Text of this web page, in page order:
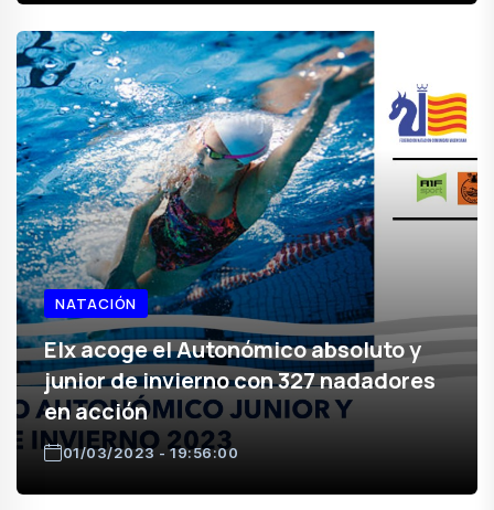
NATACIÓN
Elx acoge el Autonómico absoluto y
junior de invierno con 327 nadadores
en acción
01/03/2023 - 19:56:00